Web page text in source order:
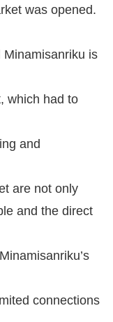
was opened.
is
which had to
and
are not only
and the direct
connections